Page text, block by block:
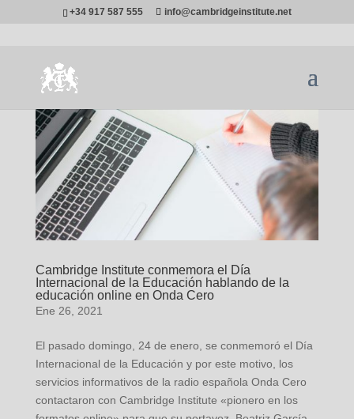
+34 917 587 555 info@cambridgeinstitute.net
Cambridge Institute conmemora el Día
Internacional de la Educación hablando de la
educación online en Onda Cero
Ene 26, 2021
El pasado domingo, 24 de enero, se conmemoró el Día
Internacional de la Educación y por este motivo, los
servicios informativos de la radio española Onda Cero
contactaron con Cambridge Institute «pionero en los